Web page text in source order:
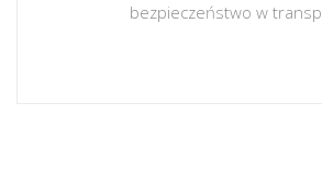
bezpieczeństwo w